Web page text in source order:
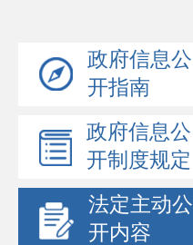
政府信息公
开指南
政府信息公
开制度规定
法定主动公
开内容